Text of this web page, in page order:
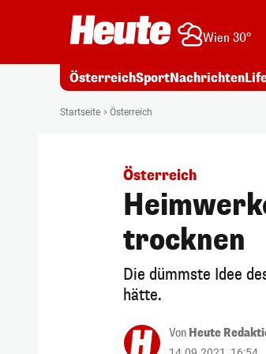
Wien 30°
ÖsterreichSportNachrichten
Startseite Österreich
Österreich
trocknen
Die dümmste Idee
hätte.
Von Heute